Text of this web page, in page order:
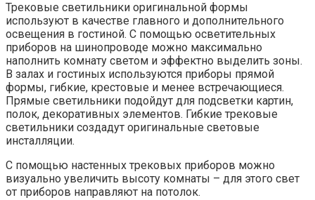
Трековые светильники оригинальной формы
используют в качестве главного и дополнительного
освещения в гостиной. С помощью осветительных
приборов на шинопроводе можно максимально
наполнить комнату светом и эффектно выделить зоны.
В залах и гостиных используются приборы прямой
формы, гибкие, крестовые и менее встречающиеся.
Прямые светильники подойдут для подсветки картин,
полок, декоративных элементов. Гибкие трековые
светильники создадут оригинальные световые
инсталляции.
С помощью настенных трековых приборов можно
визуально увеличить высоту комнаты – для этого свет
от приборов направляют на потолок.